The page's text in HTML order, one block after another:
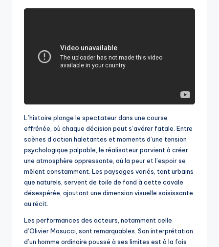
L’histoire plonge le spectateur dans une course
effrénée, où chaque décision peut s’avérer fatale. Entre
scènes d’action haletantes et moments d’une tension
psychologique palpable, le réalisateur parvient à créer
une atmosphère oppressante, où la peur et l’espoir se
mêlent constamment. Les paysages variés, tant urbains
que naturels, servent de toile de fond à cette cavale
désespérée, ajoutant une dimension visuelle saisissante
au récit.
Les performances des acteurs, notamment celle
d’Olivier Masucci, sont remarquables. Son interprétation
d’un homme ordinaire poussé à ses limites est à la fois